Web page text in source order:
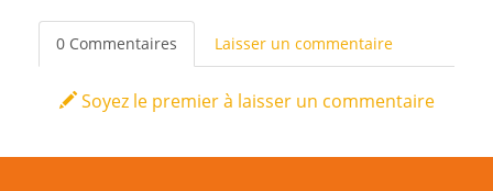
0 Commentaires Laisser un commentaire
Soyez le premier à laisser un commentaire